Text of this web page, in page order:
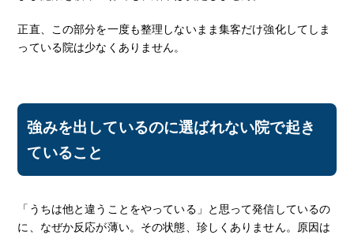
正直、この部分を一度も整理しないまま集客だけ強化してしま
っている院は少なくありません。
強みを出しているのに選ばれない院で起き
ていること
「うちは他と違うことをやっている」と思って発信しているの
に、なぜか反応が薄い。その状態、珍しくありません。原因は